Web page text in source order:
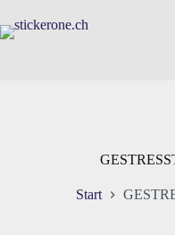
Inhalt
springen
Start